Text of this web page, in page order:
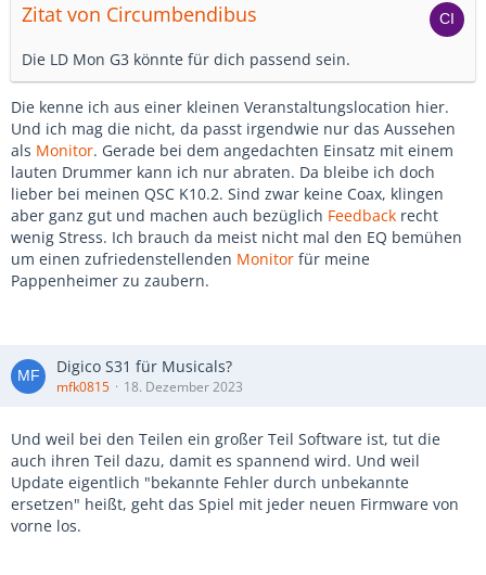
Zitat von Circumbendibus
Die LD Mon G3 könnte für dich passend sein.
Die kenne ich aus einer kleinen Veranstaltungslocation hier.
Und ich mag die nicht, da passt irgendwie nur das Aussehen
als Monitor. Gerade bei dem angedachten Einsatz mit einem
lauten Drummer kann ich nur abraten. Da bleibe ich doch
lieber bei meinen QSC K10.2. Sind zwar keine Coax, klingen
aber ganz gut und machen auch bezüglich Feedback recht
wenig Stress. Ich brauch da meist nicht mal den EQ bemühen
um einen zufriedenstellenden Monitor für meine
Pappenheimer zu zaubern.
Digico S31 für Musicals?
mfk0815 18. Dezember 2023
Und weil bei den Teilen ein großer Teil Software ist, tut die
auch ihren Teil dazu, damit es spannend wird. Und weil
Update eigentlich "bekannte Fehler durch unbekannte
ersetzen" heißt, geht das Spiel mit jeder neuen Firmware von
vorne los.